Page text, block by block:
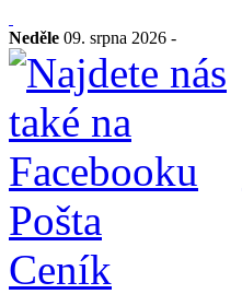
Neděle 09. srpna 2026 -
Pošta
Ceník